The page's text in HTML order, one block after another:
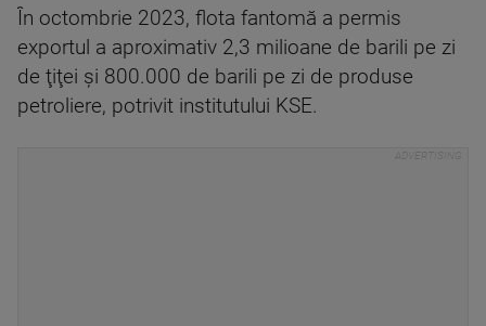
În octombrie 2023, flota fantomă a permis
exportul a aproximativ 2,3 milioane de barili pe zi
de ţiţei şi 800.000 de barili pe zi de produse
petroliere, potrivit institutului KSE.